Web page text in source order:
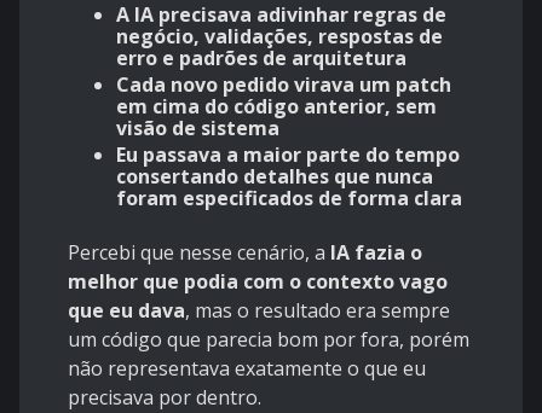
A IA precisava adivinhar regras de
negócio, validações, respostas de
erro e padrões de arquitetura​
Cada novo pedido virava um patch
em cima do código anterior, sem
visão de sistema
Eu passava a maior parte do tempo
consertando detalhes que nunca
foram especificados de forma clara
Percebi que nesse cenário, a IA fazia o
melhor que podia com o contexto vago
que eu dava, mas o resultado era sempre
um código que parecia bom por fora, porém
não representava exatamente o que eu
precisava por dentro.​